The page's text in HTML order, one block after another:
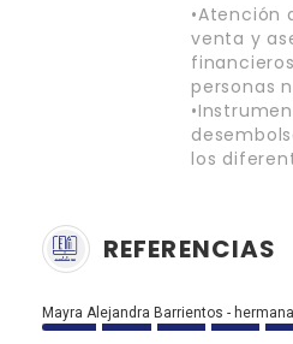
•Atención
venta y
personas
los
REFERENCIAS
Mayra Alejandra Barrientos -